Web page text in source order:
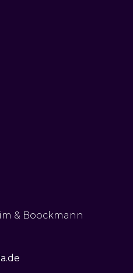
& Boockmann